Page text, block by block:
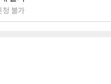
청 불가